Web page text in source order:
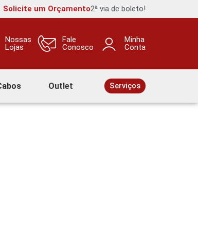
Solicite um Orçamento2ª via de boleto!
Nossas
Lojas
Fale
Conosco
Minha
Conta
Outlet Serviços